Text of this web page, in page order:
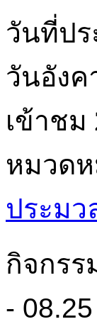
วันที่ป
วันอังค
เข้าชม
หมวด
ประมว
กิจกรร
-